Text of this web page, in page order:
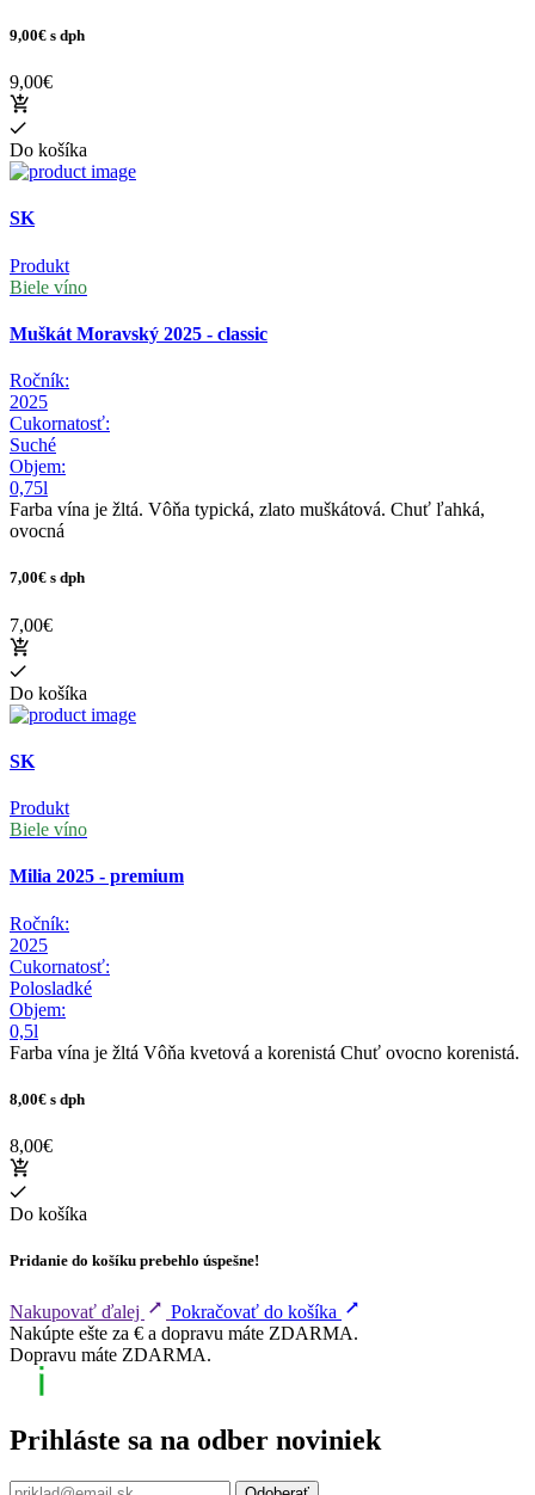
9,00€ s dph
9,00€
Do košíka
SK
Produkt
Biele víno
Muškát Moravský 2025 - classic
Ročník:
2025
Cukornatosť:
Suché
Objem:
0,75l
Farba vína je žltá. Vôňa typická, zlato muškátová. Chuť ľahká,
ovocná
7,00€ s dph
7,00€
Do košíka
SK
Produkt
Biele víno
Milia 2025 - premium
Ročník:
2025
Cukornatosť:
Polosladké
Objem:
0,5l
Farba vína je žltá Vôňa kvetová a korenistá Chuť ovocno korenistá.
8,00€ s dph
8,00€
Do košíka
Pridanie do košíku prebehlo úspešne!
Nakupovať ďalej
Pokračovať do košíka
Nakúpte ešte za € a dopravu máte ZDARMA.
Dopravu máte ZDARMA.
Prihláste sa na odber noviniek